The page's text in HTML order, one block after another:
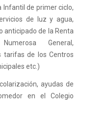
Infantil de primer ciclo,
de luz y agua,
anticipado de la Renta
General,
tarifas de los Centros
etc.)
ayudas de
en el Colegio